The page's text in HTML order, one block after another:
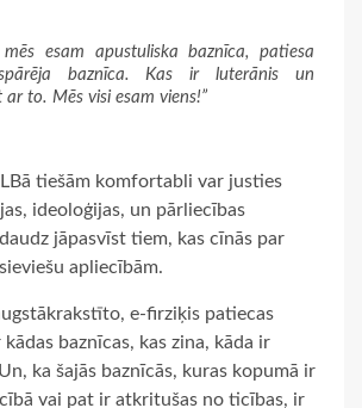
esam apustuliska baznīca, patiesa
baznīca. Kas ir luterānis un
to. Mēs visi esam viens!”
tiešām komfortabli var justies
ideoloģijas, un pārliecības
jāpasvīst tiem, kas cīnās par
apliecībām.
e-firziķis patiecas
baznīcas, kas zina, kāda ir
ka šajās baznīcās, kuras kopumā ir
vai pat ir atkritušas no ticības, ir